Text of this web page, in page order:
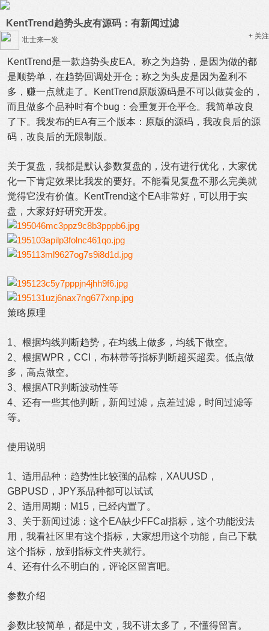
KentTrend趋势头皮有源码：有新闻过滤
壮士来一发 + 关注
KentTrend是一款趋势头皮EA。称之为趋势，是因为做的都
是顺势单，在趋势回调处开仓；称之为头皮是因为盈利不
多，赚一点就走了。KentTrend原版源码是不可以做黄金的，
而且做多个品种时有个bug：会重复开仓平仓。我简单改良
了下。我发布的EA有三个版本：原版的源码，我改良后的源
码，改良后的无限制版。
关于复盘，我都是默认参数复盘的，没有进行优化，大家优
化一下肯定效果比我发的要好。不能看见复盘不那么完美就
觉得它没有价值。KentTrend这个EA非常好，可以用于实
盘，大家好好研究开发。
策略原理
1、根据均线判断趋势，在均线上做多，均线下做空。
2、根据WPR，CCI，布林带等指标判断超买超卖。低点做
多，高点做空。
3、根据ATR判断波动性等
4、还有一些其他判断，新闻过滤，点差过滤，时间过滤等
等。
使用说明
1、适用品种：趋势性比较强的品粽，XAUUSD，
GBPUSD，JPY系品种都可以试试
2、适用周期：M15，已经内置了。
3、关于新闻过滤：这个EA缺少FFCal指标，这个功能没法
用，我看社区里有这个指标，大家想用这个功能，自己下载
这个指标，放到指标文件夹就行。
4、还有什么不明白的，评论区留言吧。
参数介绍
参数比较简单，都是中文，我不讲太多了，不懂得留言。